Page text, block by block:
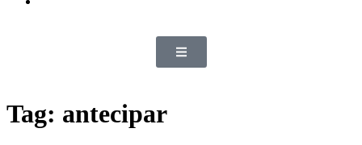
Tag: antecipar